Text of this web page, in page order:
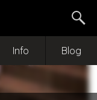
Info Blog